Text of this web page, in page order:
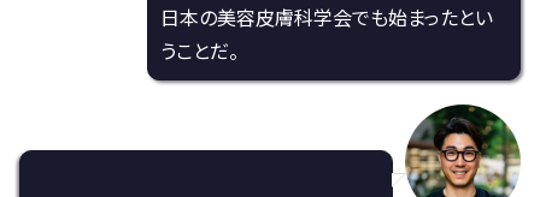
日本の美容皮膚科学会でも始まったとい
うことだ。